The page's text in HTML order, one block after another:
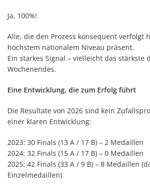
Ja, 100%!
Alle, die den Prozess konsequent verfolgt
höchstem nationalem Niveau präsent.
Ein starkes Signal – vielleicht das stärkste
Wochenendes.
Eine Entwicklung, die zum Erfolg führt
Die Resultate von 2026 sind kein
einer klaren Entwicklung:
2023: 30 Finals (13 A / 17 B) – 2 Medaillen
2024: 32 Finals (15 A / 17 B) – 0 Medaillen
2025: 42 Finals (33 A / 9 B) – 8 Medaillen
Einzelmedaillen)